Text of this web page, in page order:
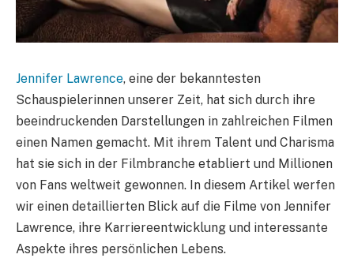
Jennifer Lawrence, eine der bekanntesten
Schauspielerinnen unserer Zeit, hat sich durch ihre
beeindruckenden Darstellungen in zahlreichen Filmen
einen Namen gemacht. Mit ihrem Talent und Charisma
hat sie sich in der Filmbranche etabliert und Millionen
von Fans weltweit gewonnen. In diesem Artikel werfen
wir einen detaillierten Blick auf die Filme von Jennifer
Lawrence, ihre Karriereentwicklung und interessante
Aspekte ihres persönlichen Lebens.